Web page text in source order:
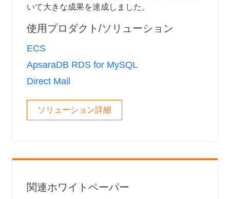
いて大きな成果を達成しました。
使用プロダクト/ソリューション
ECS
ApsaraDB RDS for MySQL
Direct Mail
ソリューション詳細
関連ホワイトペーパー